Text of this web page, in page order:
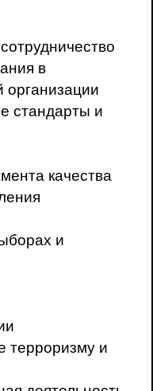
в
организации
стандарты и
качества
и
терроризму и